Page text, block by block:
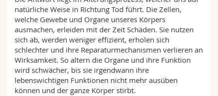
natürliche Weise in Richtung Tod führt. Die Zellen,
welche Gewebe und Organe unseres Körpers
ausmachen, erleiden mit der Zeit Schäden. Sie nutzen
sich ab, werden weniger effizient, erholen sich
schlechter und ihre Reparaturmechanismen verlieren an
Wirksamkeit. So altern die Organe und ihre Funktion
wird schwächer, bis sie irgendwann ihre
lebenswichtigen Funktionen nicht mehr ausüben
können und der ganze Körper stirbt.